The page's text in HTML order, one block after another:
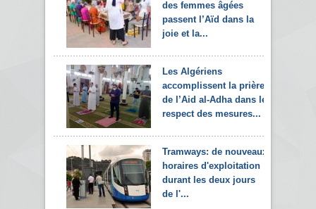
des femmes âgées
passent l’Aïd dans la
joie et la...
Les Algériens
accomplissent la prière
de l’Aid al-Adha dans le
respect des mesures...
Tramways: de nouveaux
horaires d'exploitation
durant les deux jours
de l'...